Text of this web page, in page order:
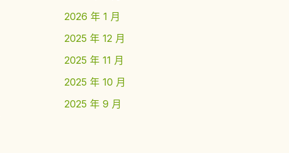
2026 年 1 月
2025 年 12 月
2025 年 11 月
2025 年 10 月
2025 年 9 月